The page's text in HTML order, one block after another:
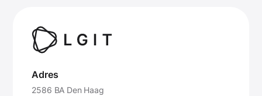
Adres
2586 BA Den Haag